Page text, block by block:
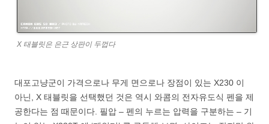
X 태블릿은 은근 상판이 두껍다
대포고냥군이 가격으로나 무게 면으로나 장점이 있는 X230 이
아닌, X 태블릿을 선택했던 것은 역시 와콤의 전자유도식 펜을 제
공한다는 점 때문이다. 필압 – 펜의 누르는 압력을 구분하는 – 기